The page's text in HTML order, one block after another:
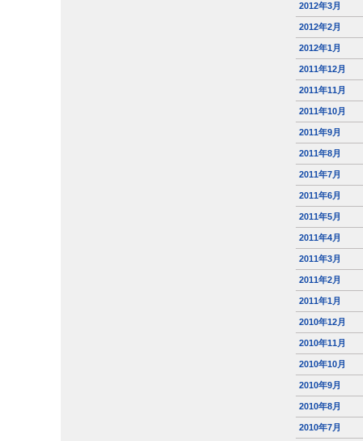
2012年3月
2012年2月
2012年1月
2011年12月
2011年11月
2011年10月
2011年9月
2011年8月
2011年7月
2011年6月
2011年5月
2011年4月
2011年3月
2011年2月
2011年1月
2010年12月
2010年11月
2010年10月
2010年9月
2010年8月
2010年7月